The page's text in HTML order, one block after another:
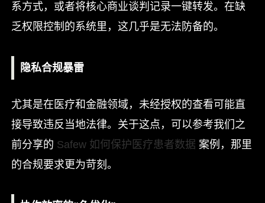
系方式，或者将核心商业谈判记录一键转发。在缺
乏权限控制的系统里，这几乎是无法防备的。
隐私合规暴雷
尤其是在医疗和金融领域，未经授权的查看可能直
接导致违反当地法律。关于这点，可以参考我们之
前分享的 Safew 如何保护医疗患者数据 案例，那里
的合规要求更为苛刻。